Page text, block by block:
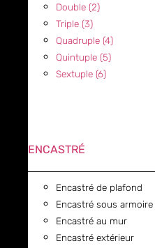
Double (2)
Triple (3)
Quadruple (4)
Quintuple (5)
Sextuple (6)
ENCASTRÉ
Encastré de plafond
Encastré sous armoire
Encastré au mur
Encastré extérieur